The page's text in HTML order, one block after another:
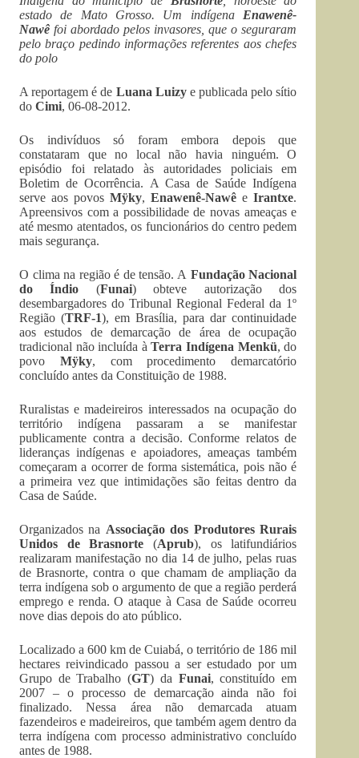
estado de Mato Grosso. Um indígena Enawenê-
Nawêfoi abordado pelos invasores, que o seguraram
pelo braço pedindo informações referentes aos chefes
do polo
A reportagem é de Luana Luizye publicada pelo sítio
do Cimi, 06-08-2012.
Os indivíduos só foram embora depois que
constataram que no local não havia ninguém. O
episódio foi relatado às autoridades policiais em
Boletim de Ocorrência. A Casa de Saúde Indígena
serve aos povosMÿky,Enawenê-NawêeIrantxe.
Apreensivos com a possibilidade de novas ameaças e
até mesmo atentados, os funcionários do centro pedem
mais segurança.
O clima na região é de tensão. A Fundação Nacional
do Índio (Funai) obteve autorização dos
desembargadores do Tribunal Regional Federal da 1º
Região (TRF-1), em Brasília, para dar continuidade
aos estudos de demarcação de área de ocupação
tradicional não incluída àTerra Indígena Menkü, do
povo Mÿky, com procedimento demarcatório
concluído antes da Constituição de 1988.
Ruralistas e madeireiros interessados na ocupação do
território indígena passaram a se manifestar
publicamente contra a decisão. Conforme relatos de
lideranças indígenas e apoiadores, ameaças também
começaram a ocorrer de forma sistemática, pois não é
a primeira vez que intimidações são feitas dentro da
Casa de Saúde.
Organizados na Associação dos Produtores Rurais
Unidos de Brasnorte (Aprub), os latifundiários
realizaram manifestação no dia 14 de julho, pelas ruas
de Brasnorte, contra o que chamam de ampliação da
terra indígena sob o argumento de que a região perderá
emprego e renda. O ataque à Casa de Saúde ocorreu
nove dias depois do ato público.
Localizado a 600 km de Cuiabá, o território de 186 mil
hectares reivindicado passou a ser estudado por um
Grupo de Trabalho (GT) da Funai, constituído em
2007 – o processo de demarcação ainda não foi
finalizado. Nessa área não demarcada atuam
fazendeiros e madeireiros, que também agem dentro da
terra indígena com processo administrativo concluído
antes de 1988.